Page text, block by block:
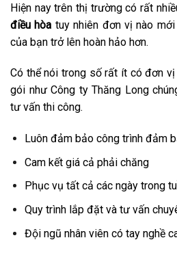
Hiện nay trên thị trường có rất
điều hòa tuy nhiên đơn vị nào
của bạn trở lên hoàn hảo hơn.
Có thể nói trong số rất ít có đơn
gói như Công ty Thăng Long
tư vấn thi công.
Luôn đảm bảo công trình đảm
Cam kết giá cả phải chăng
Phục vụ tất cả các ngày trong
Quy trình lắp đặt và tư vấn
Đội ngũ nhân viên có tay nghề